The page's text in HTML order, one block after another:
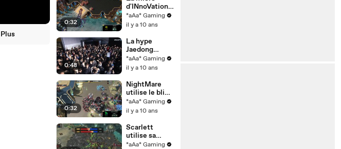
Plus
0:32
d'INnoVation
parle encore -
StarCraft II
*aAa* Gaming
il y a 10 ans
0:48
La hype
Jaedong
contre Stork -
Brood War
*aAa* Gaming
il y a 10 ans
0:32
NightMare
utilise le blink
du DT -
StarCraft II
*aAa* Gaming
il y a 10 ans
Scarlett
utilise sa
couveuse
*aAa* Gaming